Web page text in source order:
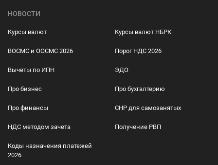
НОВОСТИ
Курсы валют Курсы валют НБРК
ВОСМС и ООСМС 2026 Порог НДС 2026
Вычеты по ИПН ЭДО
Про бизнес Про бухгалтерию
Про финансы СНР для самозанятых
НДС методом зачета Получение РВП
Коды назначения платежей
2026